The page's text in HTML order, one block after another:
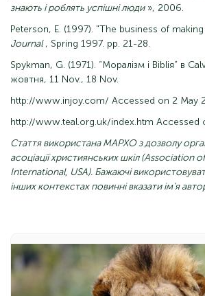
знають і роблять успішні люди», 2006.
Peterson, E. (1997). "The business of
Journal, Spring 1997. pp. 21-28.
Spykman, G. (1971). “Моралізм і Bibliя” в
жовтня, 11 Nov., 18 Nov.
http://www.injoy.com/ Accessed on 2 May
http://www.teal.org.uk/index.htm Accessed
Стаття використана МАРХО з дозволу
асоціації християнських шкіл (Association
International, USA). Бажаючі
інших контекстах повинні вказати ім'я